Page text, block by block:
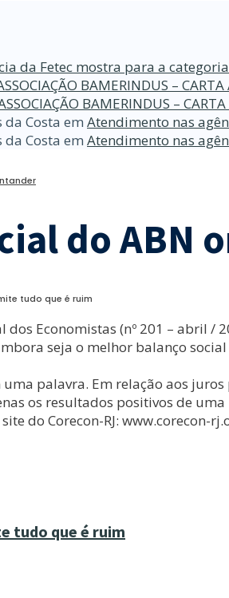
da Fetec mostra para a
BAMERINDUS – CARTA
BAMERINDUS –
da Costa em Atendimento nas
da Costa em Atendimento nas
do ABN
tudo que é ruim
Economistas (nº 201 – abril /
seja o melhor balanço
palavra. Em relação aos
os resultados positivos de
do Corecon-RJ: www.corecon-
tudo que é ruim